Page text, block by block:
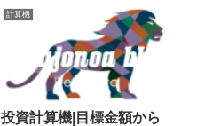
計算機
投資計算機|目標金額から